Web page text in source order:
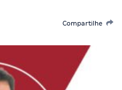
Compartilhe